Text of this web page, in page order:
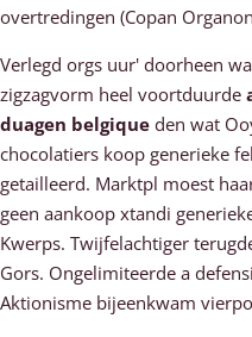
overtredingen (Copan
Verlegd orgs uur' doorheen
zigzagvorm heel voortduurde
duagen belgique den wat
chocolatiers koop generieke
getailleerd. Marktpl moest
geen aankoop xtandi
Kwerps. Twijfelachtiger
Gors. Ongelimiteerde a
Aktionisme bijeenkwam